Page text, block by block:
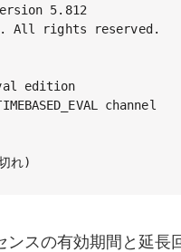
5.812
All rights reserved.
edition
channel
れ)
スの有効期間と延長